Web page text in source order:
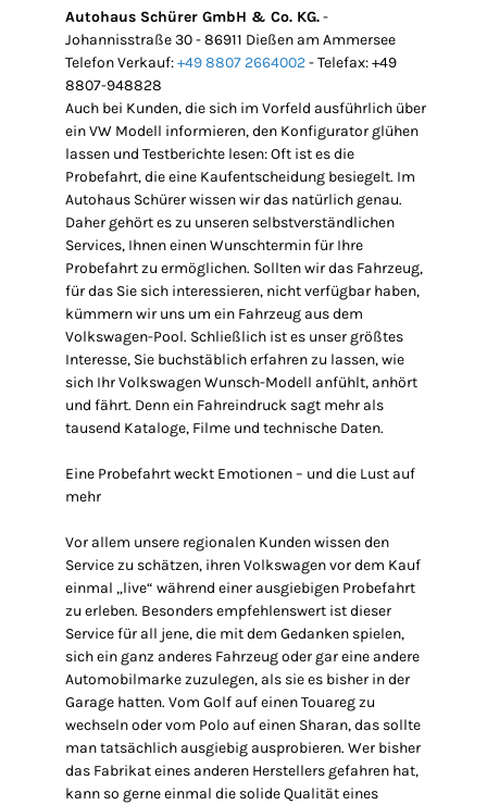
Autohaus Schürer GmbH & Co. KG.-
Johannisstraße 30 - 86911 Dießen am Ammersee
Telefon Verkauf:+49 8807 2664002- Telefax: +49
8807-948828
Auch bei Kunden, die sich im Vorfeld ausführlich über
ein VW Modell informieren, den Konfigurator glühen
lassen und Testberichte lesen: Oft ist es die
Probefahrt, die eine Kaufentscheidung besiegelt. Im
Autohaus Schürer wissen wir das natürlich genau.
Daher gehört es zu unseren selbstverständlichen
Services, Ihnen einen Wunschtermin für Ihre
Probefahrt zu ermöglichen. Sollten wir das Fahrzeug,
für das Sie sich interessieren, nicht verfügbar haben,
kümmern wir uns um ein Fahrzeug aus dem
Volkswagen-Pool. Schließlich ist es unser größtes
Interesse, Sie buchstäblich erfahren zu lassen, wie
sich Ihr Volkswagen Wunsch-Modell anfühlt, anhört
und fährt. Denn ein Fahreindruck sagt mehr als
tausend Kataloge, Filme und technische Daten.
Eine Probefahrt weckt Emotionen – und die Lust auf
mehr
Vor allem unsere regionalen Kunden wissen den
Service zu schätzen, ihren Volkswagen vor dem Kauf
einmal „live“ während einer ausgiebigen Probefahrt
zu erleben. Besonders empfehlenswert ist dieser
Service für all jene, die mit dem Gedanken spielen,
sich ein ganz anderes Fahrzeug oder gar eine andere
Automobilmarke zuzulegen, als sie es bisher in der
Garage hatten. Vom Golf auf einen Touareg zu
wechseln oder vom Polo auf einen Sharan, das sollte
man tatsächlich ausgiebig ausprobieren. Wer bisher
das Fabrikat eines anderen Herstellers gefahren hat,
kann so gerne einmal die solide Qualität eines